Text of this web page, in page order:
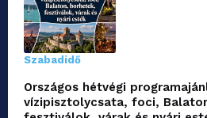
Szabadidő
Országos hétvégi
vízipisztolycsata, foci,